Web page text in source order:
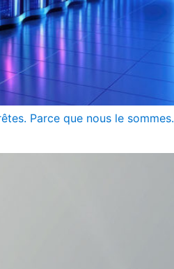
Parce que nous le sommes.